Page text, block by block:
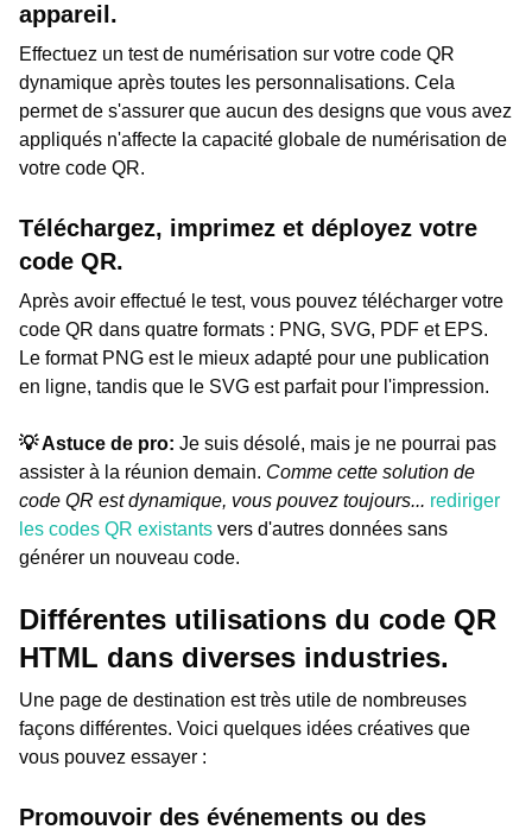
appareil.
Effectuez un test de numérisation sur votre code QR
dynamique après toutes les personnalisations. Cela
permet de s'assurer que aucun des designs que vous avez
appliqués n'affecte la capacité globale de numérisation de
votre code QR.
Téléchargez, imprimez et déployez votre
code QR.
Après avoir effectué le test, vous pouvez télécharger votre
code QR dans quatre formats : PNG, SVG, PDF et EPS.
Le format PNG est le mieux adapté pour une publication
en ligne, tandis que le SVG est parfait pour l'impression.
💡 Astuce de pro: Je suis désolé, mais je ne pourrai pas
assister à la réunion demain. Comme cette solution de
code QR est dynamique, vous pouvez toujours... rediriger
les codes QR existants vers d'autres données sans
générer un nouveau code.
Différentes utilisations du code QR
HTML dans diverses industries.
Une page de destination est très utile de nombreuses
façons différentes. Voici quelques idées créatives que
vous pouvez essayer :
Promouvoir des événements ou des